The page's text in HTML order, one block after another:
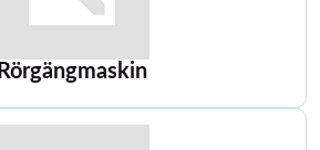
Rörgängmaskin